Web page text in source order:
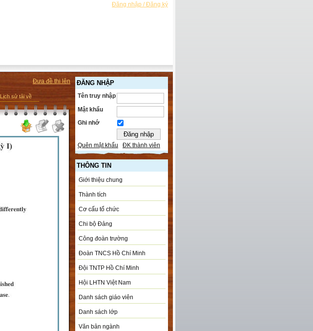
Đăng nhập / Đăng ký
ĐĂNG NHẬP
Tên truy nhập
Mật khẩu
Ghi nhớ
Quên mật khẩu ĐK thành viên
THÔNG TIN
Giới thiệu chung
Thành tích
Cơ cấu tổ chức
Chi bộ Đảng
Công đoàn trường
Đoàn TNCS Hồ Chí Minh
Đội TNTP Hồ Chí Minh
Hội LHTN Việt Nam
Danh sách giáo viên
Danh sách lớp
Văn bản ngành
Đưa đề thi lên
Lịch sử tải về